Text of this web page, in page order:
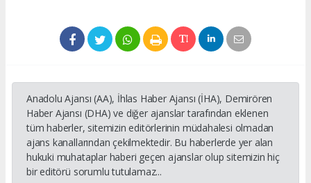
Anadolu Ajansı (AA), İhlas Haber Ajansı (İHA), Demirören
Haber Ajansı (DHA) ve diğer ajanslar tarafından eklenen
tüm haberler, sitemizin editörlerinin müdahalesi olmadan
ajans kanallarından çekilmektedir. Bu haberlerde yer alan
hukuki muhataplar haberi geçen ajanslar olup sitemizin hiç
bir editörü sorumlu tutulamaz...